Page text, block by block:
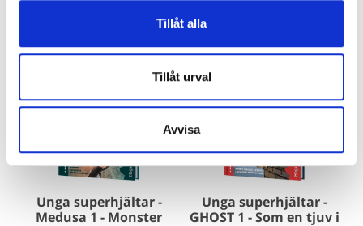
Tillåt alla
Tillåt urval
Avvisa
Böcker inom samma kategori
Unga superhjältar -
Medusa 1 - Monster
Unga superhjältar -
GHOST 1 - Som en tjuv i